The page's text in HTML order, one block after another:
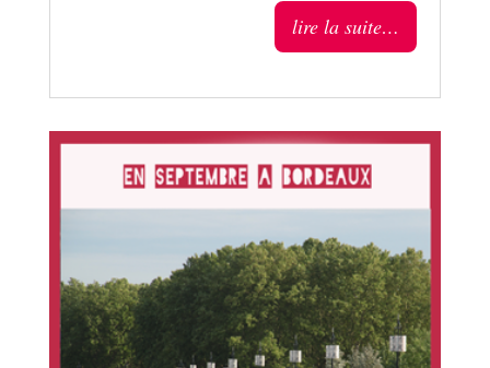
lire la suite…